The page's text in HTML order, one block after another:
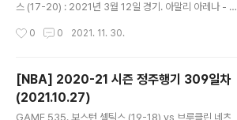
스가 좋은 슛감 이어가고 나즈 리드 3점에 드라이브 인 레
후 체공시간 이용해 득점하며 48-46 역전. 에드워즈..
스 (17-20) : 2021년 3월 12일 경기. 아말리 아레나 - 파
말라카이 플린은 안전 프로토콜로 결장하고 스탠리 존슨과
파울 획득, 추가 자유투 실패했으나 또 공격 리바운드 따내
며 토니 스넬 3점으로 한 포제션 5점 획득. 토론토 슛 난조
보이는 사이 트레이 영이 연달아 림어택도 하고 딥쓰리 넣
0 0 2021. 11. 30.
[NBA] 2020-21 시즌 정주행기 309일차
(2021.10.27)
GAME 535. 보스턴 셀틱스 (19-18) vs 브루클린 네츠